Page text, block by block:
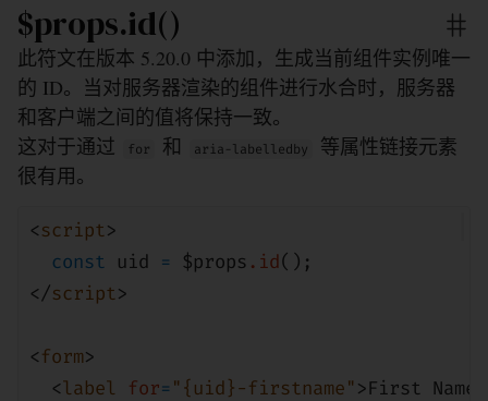
$props.id()
此符文在版本 5.20.0 中添加，生成当前组件实例唯一
的 ID。当对服务器渲染的组件进行水合时，服务器
和客户端之间的值将保持一致。
这对于通过
for 和 aria-labelledby
等属性链接元素
很有用。
<script>
const
uid = $props .id();
</script>
<form>
<label for= "{uid}-firstname" >First